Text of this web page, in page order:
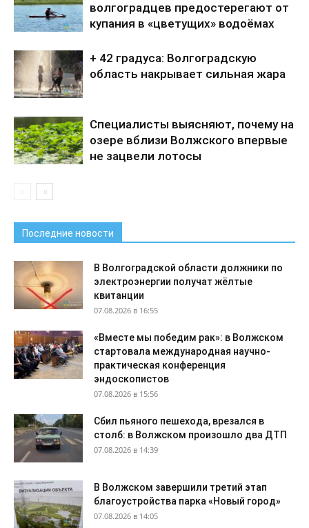
волгоградцев предостерегают от
купания в «цветущих» водоёмах
+ 42 градуса: Волгоградскую
область накрывает сильная жара
Специалисты выясняют, почему на
озере вблизи Волжского впервые
не зацвели лотосы
Последние новости
В Волгоградской области должники по
электроэнергии получат жёлтые
квитанции
07.08.2026 в 16:55
«Вместе мы победим рак»: в Волжском
стартовала международная научно-
практическая конференция
эндоскопистов
07.08.2026 в 15:56
Сбил пьяного пешехода, врезался в
столб: в Волжском произошло два ДТП
07.08.2026 в 14:39
В Волжском завершили третий этап
благоустройства парка «Новый город»
07.08.2026 в 14:05